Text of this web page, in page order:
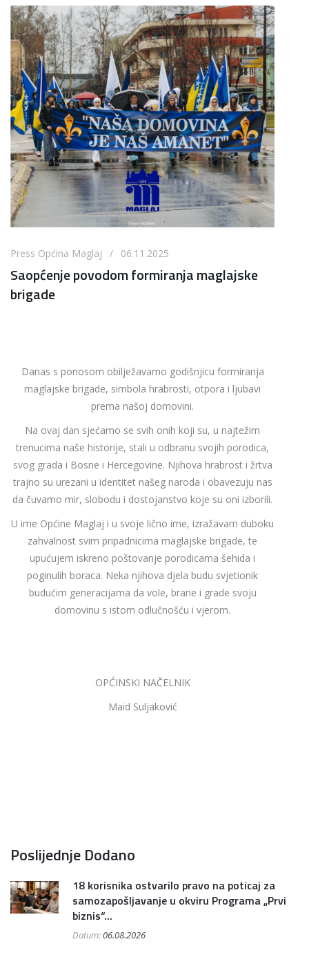
Press Općina Maglaj / 06.11.2025
Saopćenje povodom formiranja maglajske
brigade
Danas s ponosom obilježavamo godišnjicu formiranja
maglajske brigade, simbola hrabrosti, otpora i ljubavi
prema našoj domovini.
Na ovaj dan sjećamo se svih onih koji su, u najtežim
trenucima naše historije, stali u odbranu svojih porodica,
svog grada i Bosne i Hercegovine. Njihova hrabrost i žrtva
trajno su urezani u identitet našeg naroda i obavezuju nas
da čuvamo mir, slobodu i dostojanstvo koje su oni izborili.
U ime Općine Maglaj i u svoje lično ime, izražavam duboku
zahvalnost svim pripadnicima maglajske brigade, te
upućujem iskreno poštovanje porodicama šehida i
poginulih boraca. Neka njihova djela budu svjetionik
budućim generacijama da vole, brane i grade svoju
domovinu s istom odlučnošću i vjerom.
OPĆINSKI NAČELNIK
Maid Suljaković
Poslijednje Dodano
18 korisnika ostvarilo pravo na poticaj za
samozapošljavanje u okviru Programa „Prvi
biznis“...
Datum:06.08.2026